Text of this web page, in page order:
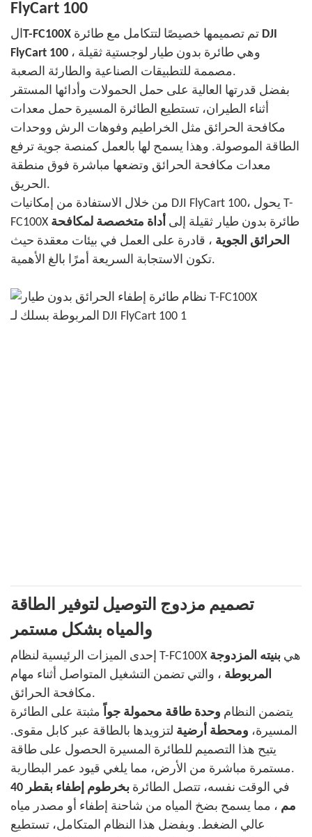
FlyCart 100
الT-FC100X
DJI
FlyCart 100 ، وهي طائرة بدون طيار لوجستية ثقيلة
مصممة للتطبيقات الصناعية والطارئة الصعبة.
بفضل قدرتها العالية على حمل الحمولات وأدائها المستقر
أثناء الطيران، تستطيع الطائرة المسيرة حمل معدات
مكافحة الحرائق مثل الخراطيم وفوهات الرش ووحدات
الطاقة الموصولة. وهذا يسمح لها بالعمل كمنصة جوية ترفع
معدات مكافحة الحرائق وتضعها مباشرة فوق منطقة
الحريق.
من خلال الاستفادة من إمكانيات DJI FlyCart 100، يحول T-
FC100X طائرة بدون طيار ثقيلة إلى أداة متخصصة لمكافحة
الحرائق الجوية ، قادرة على العمل في بيئات معقدة حيث
تكون الاستجابة السريعة أمرًا بالغ الأهمية.
تصميم مزدوج التوصيل لتوفير الطاقة
والمياه بشكل مستمر
إحدى الميزات الرئيسية لنظام T-FC100X هي بنيته المزدوجة
المربوطة ، والتي تضمن التشغيل المتواصل أثناء مهام
مكافحة الحرائق.
يتضمن النظام وحدة طاقة محمولة جواً مثبتة على الطائرة
المسيرة، ومحطة أرضية لتزويدها بالطاقة عبر كابل مقوى.
يتيح هذا التصميم للطائرة المسيرة الحصول على طاقة
مستمرة مباشرة من الأرض، مما يلغي قيود عمر البطارية.
في الوقت نفسه، تتصل الطائرة
بخرطوم إطفاء بقطر 40
مم ، مما يسمح بضخ المياه من شاحنة إطفاء أو مصدر مياه
عالي الضغط. وبفضل هذا النظام المتكامل، تستطيع